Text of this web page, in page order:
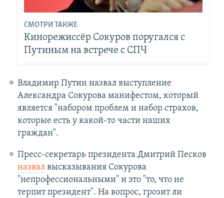
СМОТРИ ТАКЖЕ
Кинорежиссёр Сокуров поругался с
Путиным на встрече с СПЧ
Владимир Путин назвал выступление
Александра Сокурова манифестом, который
является "набором проблем и набор страхов,
которые есть у какой-то части наших
граждан".
Пресс-секретарь президента Дмитрий Песков
назвалвысказывания Сокурова
"непрофессиональными" и это "то, что не
терпит президент". На вопрос, грозит ли